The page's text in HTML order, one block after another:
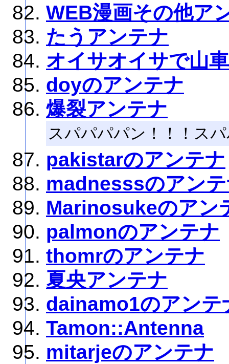
WEB漫画その他ア
たうアンテナ
オイサオイサで山
doyのアンテナ
爆裂アンテナ
スパパパパン！！！ス
pakistarのアンテナ
madnesssのアン
Marinosukeのアン
palmonのアンテナ
thomrのアンテナ
夏央アンテナ
dainamo1のアンテ
Tamon::Antenna
mitarjeのアンテナ